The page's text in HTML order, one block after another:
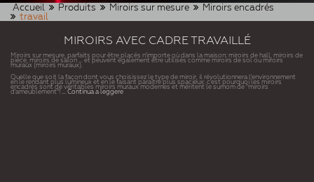
Accueil Produits Miroirs sur mesure
Miroirs encadrés
travail
MIROIRS AVEC CADRE TRAVAILLÉ
Miroirs sur mesure, parfaits pour être placés n'importe où dans la maison: miroirs de hall, miroirs de
pièce, miroirs de salon ... et peuvent également être utilisés comme miroirs de sol ou miroirs
muraux (miroirs muraux).
Quelle que soit la façon dont vous choisissez le type de miroir, il révolutionnera l'environnement
en le rendant plus lumineux et en le faisant paraître plus spacieux: c'est pourquoi les miroirs
encadrés sont de véritables miroirs muraux modernes et méritent le surnom de "miroirs
d'ameublement"! ... Continua a leggere